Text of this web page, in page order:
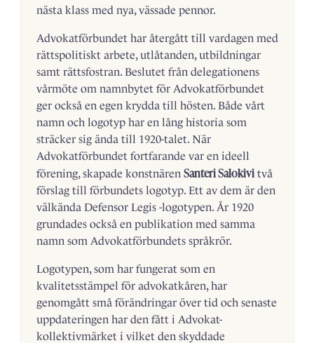
nästa klass med nya, vässade pennor.
Advokatförbundet har återgått till vardagen med
rättspolitiskt arbete, utlåtanden, utbildningar
samt rättsfostran. Beslutet från delegationens
vårmöte om namnbytet för Advokatförbundet
ger också en egen krydda till hösten. Både vårt
namn och logotyp har en lång historia som
sträcker sig ända till 1920-talet. När
Advokatförbundet fortfarande var en ­ideell
förening, skapade konstnären Santeri Salokivitvå
förslag till förbundets logotyp. Ett av dem är den
välkända ­Defensor Legis -logotypen. År 1920
grundades också en publikation med samma
namn som Advokatförbundets språkrör.
Logotypen, som har fungerat som en
kvalitetsstämpel för advokatkåren, har
genomgått små förändringar över tid och senaste
uppdateringen har den fått i Advokat-
kollektivmärket i vilket den skyddade